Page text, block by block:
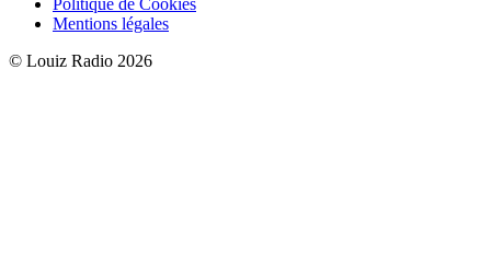
Mentions légales
© Louiz Radio 2026